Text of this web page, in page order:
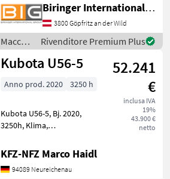
Eigengewicht: ca.8130 Kg
Mit österreichischen
Papieren und CE
Konformitätserklärung
Macchine edili Escavat
Biringer International GmbH
3800 Göpfritz an der Wild
Macchine
edili /
Takeuchi
Rivenditore Premium Plus
Kubota U56-5
52.241
€
inclusa IVA
19%
43.900 €
netto
Anno prod. 2020 3250 h
Kubota U56-5, Bj. 2020,
3250h, Klima,
mit HS03,
Grabenräumlöffel, Ketten
90% Macchine edili
KFZ-NFZ Marco Haidl
94089 Neureichenau